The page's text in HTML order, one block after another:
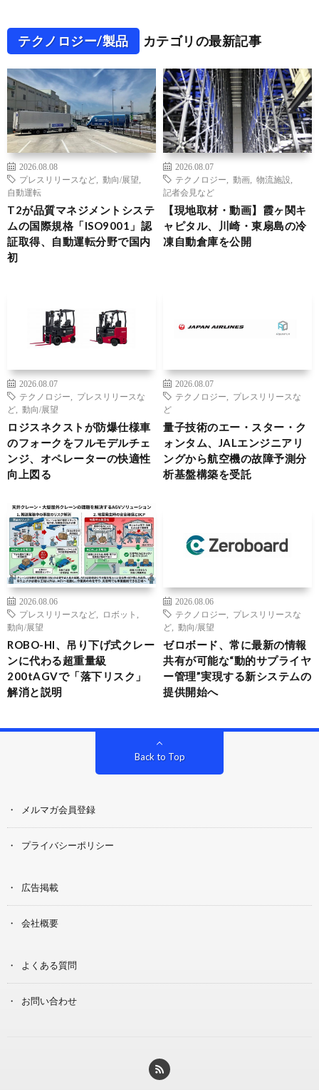
テクノロジー/製品 カテゴリの最新記事
2026.08.08
プレスリリースなど
動向/展望
自動運転
T2が品質マネジメントシステ
ムの国際規格「ISO9001」認
証取得、自動運転分野で国内
初
2026.08.07
テクノロジー
動画 物流施設
記者会見など
【現地取材・動画】霞ヶ関キ
ャピタル、川崎・東扇島の冷
凍自動倉庫を公開
2026.08.07
テクノロジー
プレスリリースな
ど
動向/展望
ロジスネクストが防爆仕様車
のフォークをフルモデルチェ
ンジ、オペレーターの快適性
向上図る
2026.08.07
テクノロジー
プレスリリースな
ど
量子技術のエー・スター・ク
ォンタム、JALエンジニアリ
ングから航空機の故障予測分
析基盤構築を受託
2026.08.06
プレスリリースなど
ロボット
動向/展望
ROBO-HI、吊り下げ式クレー
ンに代わる超重量級
200tAGVで「落下リスク」
解消と説明
2026.08.06
テクノロジー
プレスリリースな
ど
動向/展望
ゼロボード、常に最新の情報
共有が可能な“動的サプライヤ
ー管理”実現する新システムの
提供開始へ
Back to Top
メルマガ会員登録
プライバシーポリシー
広告掲載
会社概要
よくある質問
お問い合わせ